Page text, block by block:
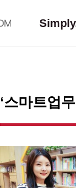
‘스마트업